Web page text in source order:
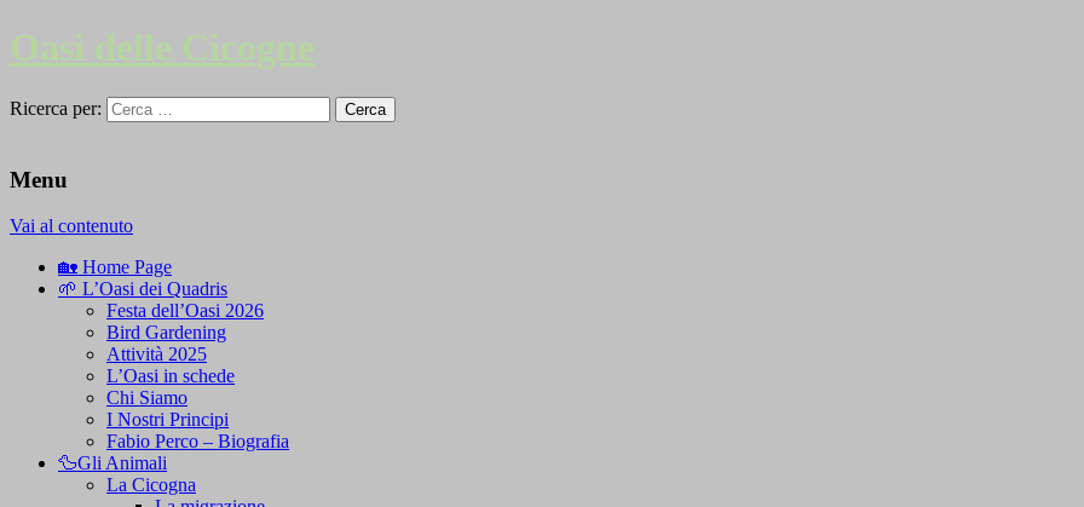
Oasi delle Cicogne
Ricerca per:
Menu
Vai al contenuto
🏡 Home Page
🌱 L’Oasi dei Quadris
Festa dell’Oasi 2026
Bird Gardening
Attività 2025
L’Oasi in schede
Chi Siamo
I Nostri Principi
Fabio Perco – Biografia
🦆Gli Animali
La Cicogna